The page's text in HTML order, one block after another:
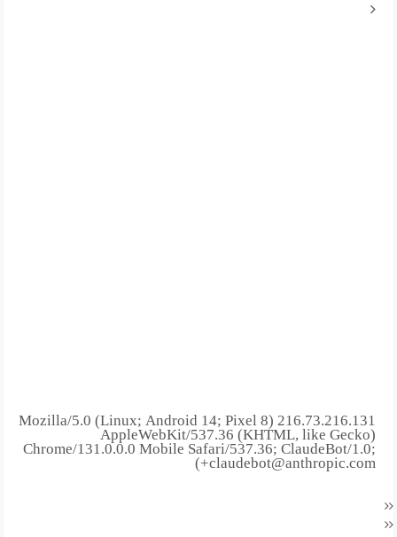
216.73.216.131 Mozilla/5.0 (Linux; Android 14; Pixel 8)
AppleWebKit/537.36 (KHTML, like Gecko)
Chrome/131.0.0.0 Mobile Safari/537.36; ClaudeBot/1.0;
+claudebot@anthropic.com)